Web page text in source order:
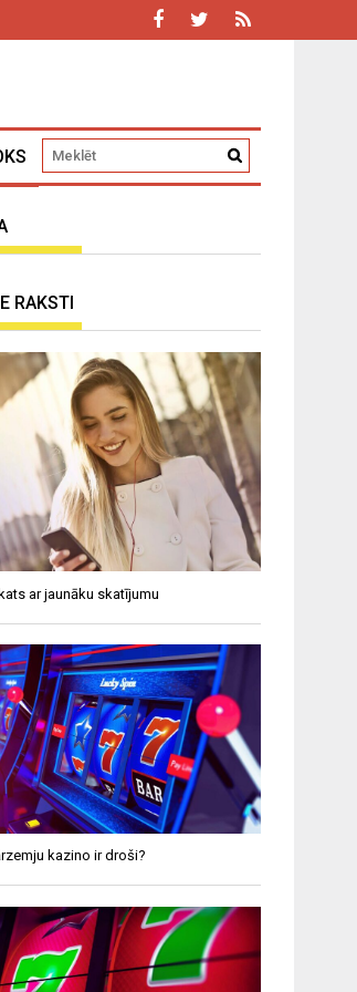
RAKSTI
ar jaunāku skatījumu
kazino ir droši?